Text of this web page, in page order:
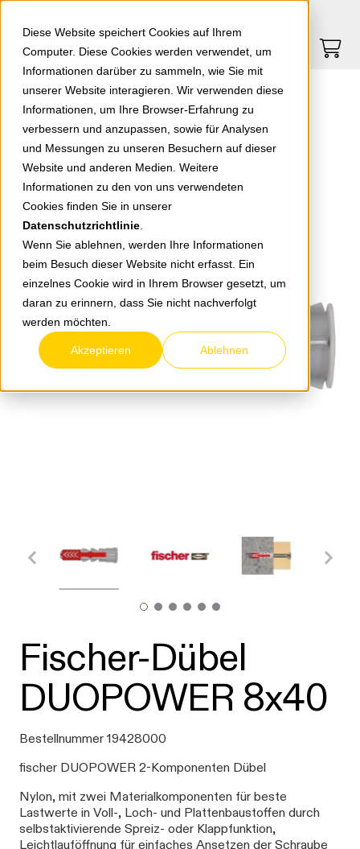
Diese Website speichert Cookies auf Ihrem
Computer. Diese Cookies werden verwendet, um
Informationen darüber zu sammeln, wie Sie mit
unserer Website interagieren. Wir verwenden diese
Informationen, um Ihre Browser-Erfahrung zu
verbessern und anzupassen, sowie für Analysen
und Messungen zu unseren Besuchern auf dieser
Website und anderen Medien. Weitere
Informationen zu den von uns verwendeten
Cookies finden Sie in unserer
Datenschutzrichtlinie
Wenn Sie ablehnen, werden Ihre Informationen
beim Besuch dieser Website nicht erfasst. Ein
einzelnes Cookie wird in Ihrem Browser gesetzt, um
daran zu erinnern, dass Sie nicht nachverfolgt
werden möchten.
Akzeptieren Ablehnen
Springe zu Hauptinhalt Springe zum Footer
0
Fischer-Dübel DUOPOWER 8x40
zurück zur Übersicht
Fischer-Dübel
DUOPOWER 8x40
Bestellnummer 19428000
fischer DUOPOWER 2-Komponenten Dübel
Nylon, mit zwei Materialkomponenten für beste
Lastwerte in Voll-, Loch- und Plattenbaustoffen durch
selbstaktivierende Spreiz- oder Klappfunktion,
Leichtlauföffnung für einfaches Ansetzen der Schraube